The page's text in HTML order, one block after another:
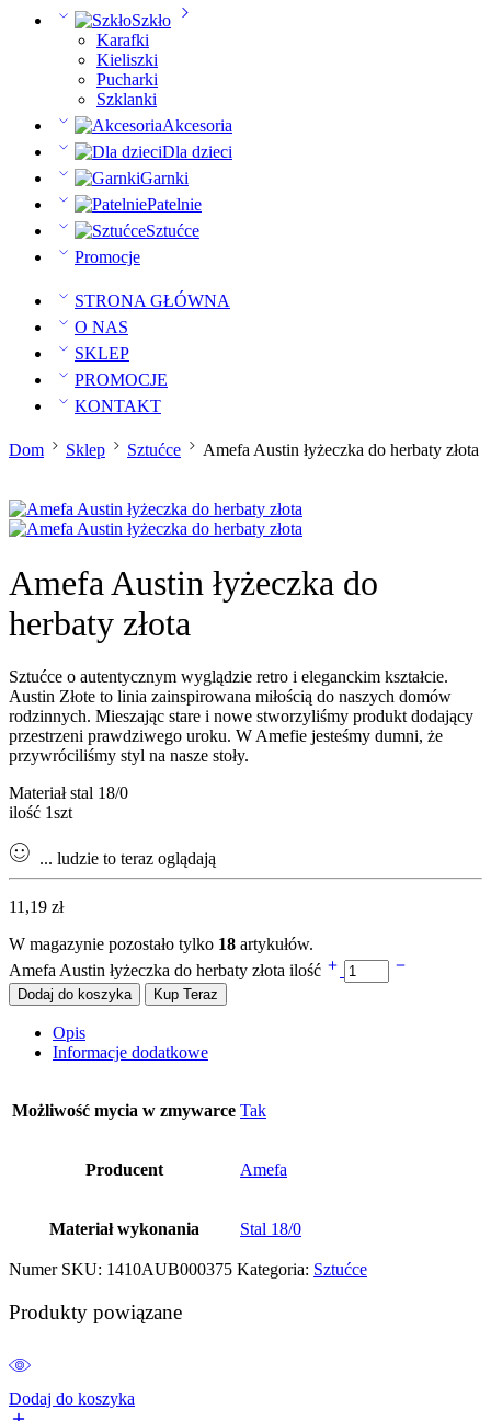
Szkło
Karafki
Kieliszki
Pucharki
Szklanki
Akcesoria
Dla dzieci
Garnki
Patelnie
Sztućce
Promocje
STRONA GŁÓWNA
O NAS
SKLEP
PROMOCJE
KONTAKT
Dom Sklep Sztućce Amefa Austin łyżeczka do herbaty złota
Amefa Austin łyżeczka do
herbaty złota
Sztućce o autentycznym wyglądzie retro i eleganckim kształcie.
Austin Złote to linia zainspirowana miłością do naszych domów
rodzinnych. Mieszając stare i nowe stworzyliśmy produkt dodający
przestrzeni prawdziwego uroku. W Amefie jesteśmy dumni, że
przywróciliśmy styl na nasze stoły.
Materiał stal 18/0
ilość 1szt
... ludzie to teraz oglądają
11,19 zł
W magazynie pozostało tylko 18 artykułów.
Amefa Austin łyżeczka do herbaty złota ilość
Dodaj do koszyka Kup Teraz
Opis
Informacje dodatkowe
Możliwość mycia w zmywarce Tak
Producent Amefa
Materiał wykonania Stal 18/0
Numer SKU: 1410AUB000375 Kategoria: Sztućce
Produkty powiązane
Dodaj do koszyka